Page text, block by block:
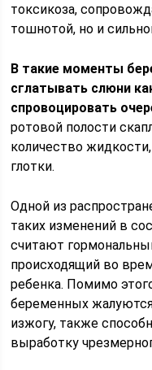
токсикоза,
тошнотой, но и
В такие моменты
сглатывать слюни
спровоцировать
ротовой полости
количество
глотки.
Одной из
таких изменений в
считают
происходящий во
ребенка. Помимо
беременных
изжогу, также
выработку